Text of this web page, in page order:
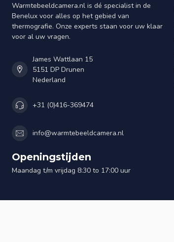
Warmtebeeldcamera.nl is dé specialist in de
Benelux voor alles op het gebied van
thermografie. Onze experts staan voor uw klaar
voor al uw vragen.
James Wattlaan 15
5151 DP Drunen
Nederland
+31 (0)416-369474
info@warmtebeeldcamera.nl
Openingstijden
Maandag t/m vrijdag 8:30 to 17:00 uur